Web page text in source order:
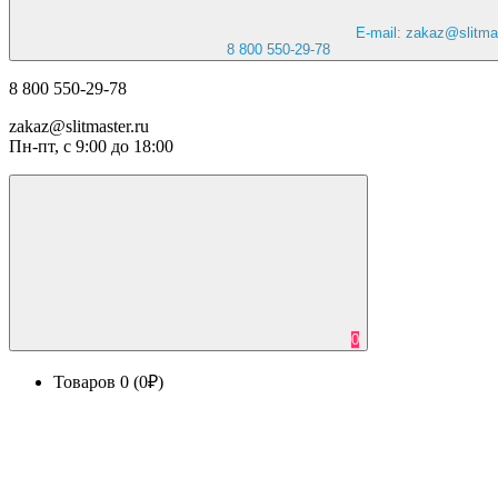
E-mail:
8 800 550-29-78
8 800 550-29-78
zakaz@slitmaster.ru
Пн-пт, с 9:00 до 18:00
0
Товаров 0 (0₽)